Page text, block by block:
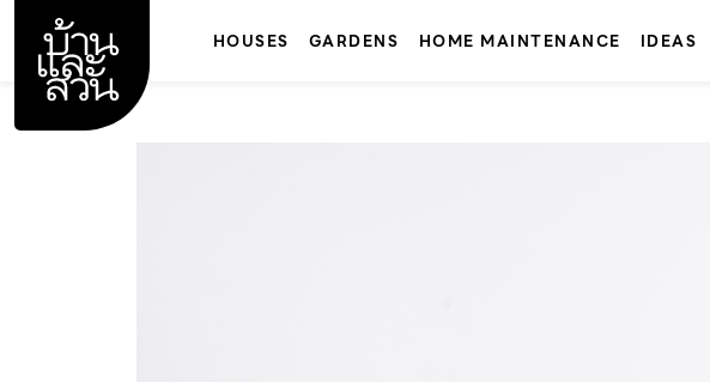
content
HOUSES GARDENS HOME MAINTENANCE IDEAS